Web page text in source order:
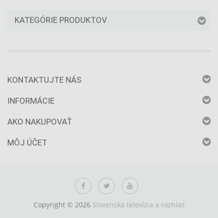
KATEGÓRIE PRODUKTOV
KONTAKTUJTE NÁS
INFORMÁCIE
AKO NAKUPOVAŤ
MÔJ ÚČET
Copyright © 2026 Slovenská televízia a rozhlas